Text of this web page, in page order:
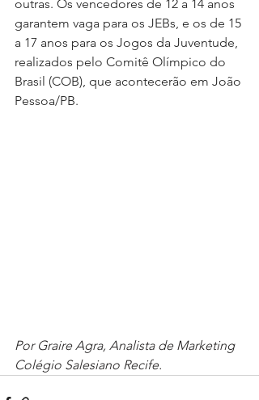
outras. Os vencedores de 12 a 14 anos
garantem vaga para os JEBs, e os de 15
a 17 anos para os Jogos da Juventude,
realizados pelo Comitê Olímpico do
Brasil (COB), que acontecerão em João
Pessoa/PB.
Por Graire Agra, Analista de Marketing
Colégio Salesiano Recife.